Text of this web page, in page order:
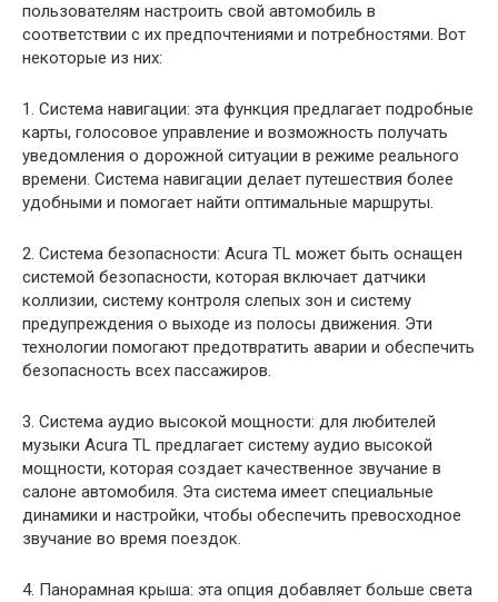
пользователям настроить свой автомобиль в
соответствии с их предпочтениями и потребностями. Вот
некоторые из них:
1. Система навигации: эта функция предлагает подробные
карты, голосовое управление и возможность получать
уведомления о дорожной ситуации в режиме реального
времени. Система навигации делает путешествия более
удобными и помогает найти оптимальные маршруты.
2. Система безопасности: Acura TL может быть оснащен
системой безопасности, которая включает датчики
коллизии, систему контроля слепых зон и систему
предупреждения о выходе из полосы движения. Эти
технологии помогают предотвратить аварии и обеспечить
безопасность всех пассажиров.
3. Система аудио высокой мощности: для любителей
музыки Acura TL предлагает систему аудио высокой
мощности, которая создает качественное звучание в
салоне автомобиля. Эта система имеет специальные
динамики и настройки, чтобы обеспечить превосходное
звучание во время поездок.
4. Панорамная крыша: эта опция добавляет больше света